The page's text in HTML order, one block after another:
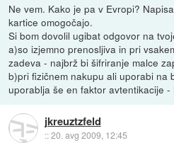
Ne vem. Kako je pa v Evropi?
kartice omogočajo.
Si bom dovolil ugibat odgovor na
a)so izjemno prenosljiva in pri
zadeva - najbrž bi šifriranje malce
b)pri fizičnem nakupu ali uporabi na
uporablja še en faktor avtentikacije -
jkreuztzfeld
::20. avg 2009, 12:45